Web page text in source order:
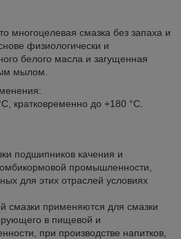
многоцелевая смазка без запаха и
физиологически и
белого масла и загущенная
мылом.
кратковременно до +180 °C.
подшипников качения и
промышленности,
для этих отраслей условиях
смазки применяются для смазки
в пищевой и
при производстве напитков,